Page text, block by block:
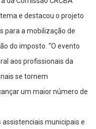
e destacou o projeto
para a mobilização de
do imposto. “O evento
aos profissionais da
se tornem
um maior número de
municipais e